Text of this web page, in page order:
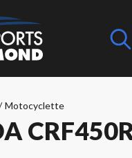
Motocyclette